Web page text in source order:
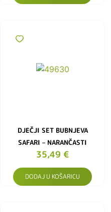
DJEČJI SET BUBNJEVA
SAFARI – NARANČASTI
35,49 €
DODAJ U KOŠARICU